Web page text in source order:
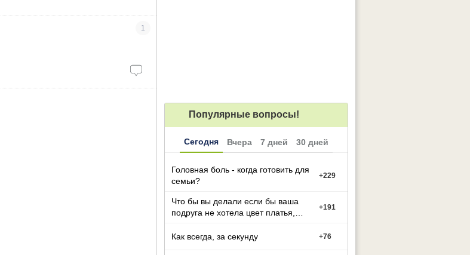
1
Популярные вопросы!
Сегодня Вчера 7 дней 30 дней
Головная боль - когда готовить для
семьи?
+229
Что бы вы делали если бы ваша
подруга не хотела цвет платья,
+191
Как всегда, за секунду +76